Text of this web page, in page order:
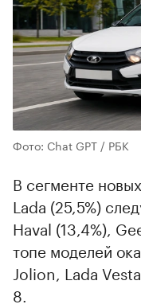
Фото: Chat GPT / РБК
В сегменте
Lada (25,5%)
Haval (13,4%),
топе моделей
Jolion, Lada
8.